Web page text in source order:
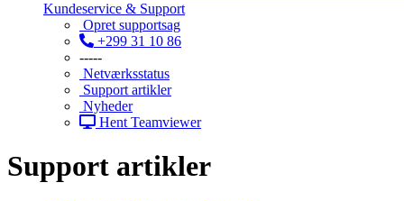
Kundeservice & Support
Opret supportsag
+299 31 10 86
-----
Netværksstatus
Support artikler
Nyheder
Hent Teamviewer
Support artikler